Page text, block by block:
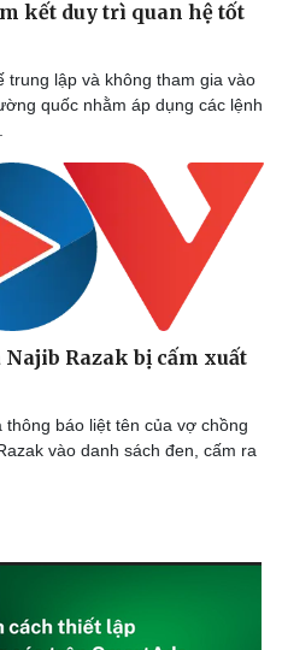
kết duy trì quan hệ tốt
trung lập và không tham gia vào
quốc nhằm áp dụng các lệnh
Razak bị cấm xuất
báo liệt tên của vợ chồng
vào danh sách đen, cấm ra